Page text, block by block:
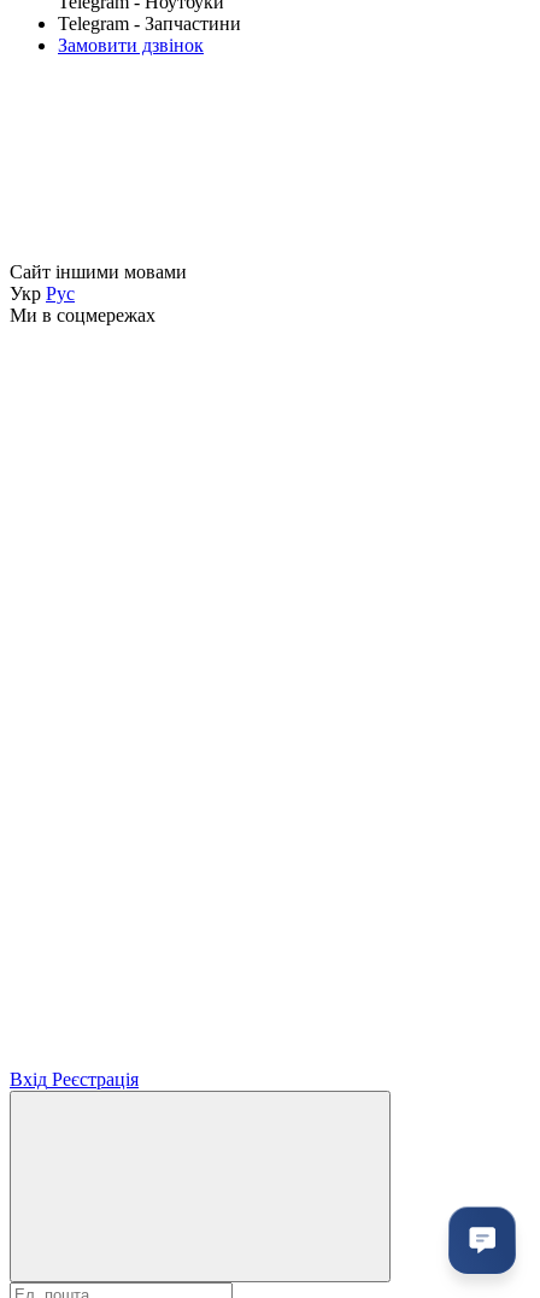
Telegram - Запчастини
Замовити дзвінок
Сайт іншими мовами
Укр Рус
Ми в соцмережах
Вхід Реєстрація